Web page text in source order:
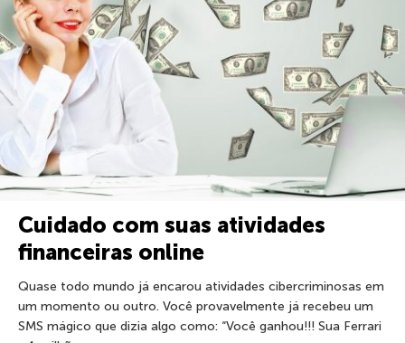
Cuidado com suas atividades
financeiras online
Quase todo mundo já encarou atividades cibercriminosas em
um momento ou outro. Você provavelmente já recebeu um
SMS mágico que dizia algo como: “Você ganhou!!! Sua Ferrari